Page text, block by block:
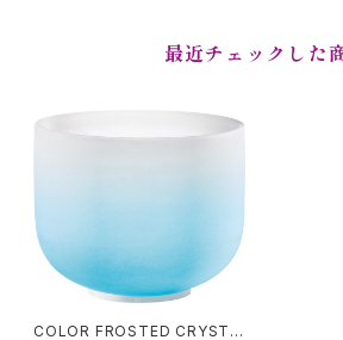
最近チェックした
COLOR FROSTED CRYSTA